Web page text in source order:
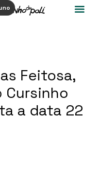
Feitosa,
Cursinho
a data 22